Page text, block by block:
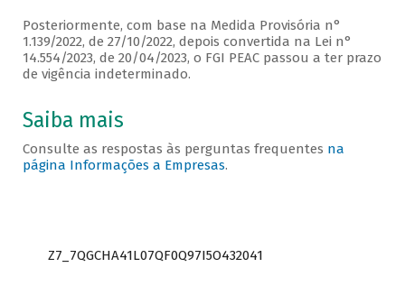
Posteriormente, com base na Medida Provisória n°
1.139/2022, de 27/10/2022, depois convertida na Lei n°
14.554/2023, de 20/04/2023, o FGI PEAC passou a ter prazo
de vigência indeterminado.
Saiba mais
Consulte as respostas às perguntas frequentes na
página Informações a Empresas.
Z7_7QGCHA41L07QF0Q97I5O432041